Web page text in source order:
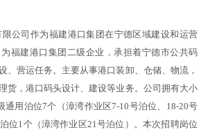
公司作为福建港口集团在宁德区域建设和运营
福建港口集团二级企业，承担着宁德市公共码
、营运任务。主要从事港口装卸、仓储、物流，
货，港口码头设计、建设等业务。公司拥有大小
通用泊位7个（漳湾作业区7-10号泊位、18-20号
位1个（漳湾作业区21号泊位）。本次招聘岗位